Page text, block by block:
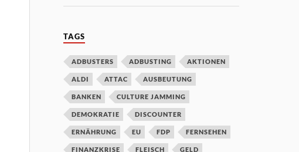
TAGS
ADBUSTERS ADBUSTING AKTIONEN
ALDI ATTAC AUSBEUTUNG
BANKEN CULTURE JAMMING
DEMOKRATIE DISCOUNTER
ERNÄHRUNG EU FDP FERNSEHEN
FINANZKRISE FLEISCH GELD